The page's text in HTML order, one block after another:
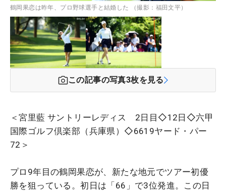
鶴岡果恋は昨年、プロ野球選手と結婚した （撮影：福田文平）
この記事の写真3枚を見る
＜宮里藍 サントリーレディス 2日目◇12日◇六甲
国際ゴルフ倶楽部（兵庫県）◇6619ヤード・パー
72＞
プロ9年目の鶴岡果恋が、新たな地元でツアー初優
勝を狙っている。初日は「66」で3位発進。この日